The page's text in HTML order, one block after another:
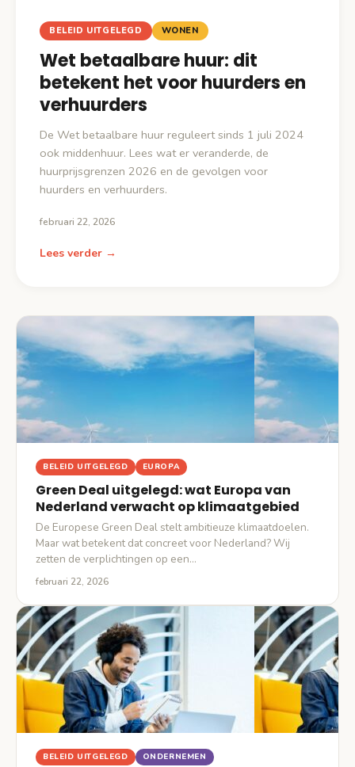
BELEID UITGELEGD WONEN
Wet betaalbare huur: dit
betekent het voor huurders en
verhuurders
De Wet betaalbare huur reguleert sinds 1 juli 2024
ook middenhuur. Lees wat er veranderde, de
huurprijsgrenzen 2026 en de gevolgen voor
huurders en verhuurders.
februari 22, 2026
Lees verder →
BELEID UITGELEGD EUROPA
Green Deal uitgelegd: wat Europa van
Nederland verwacht op klimaatgebied
De Europese Green Deal stelt ambitieuze klimaatdoelen.
Maar wat betekent dat concreet voor Nederland? Wij
zetten de verplichtingen op een…
februari 22, 2026
BELEID UITGELEGD ONDERNEMEN